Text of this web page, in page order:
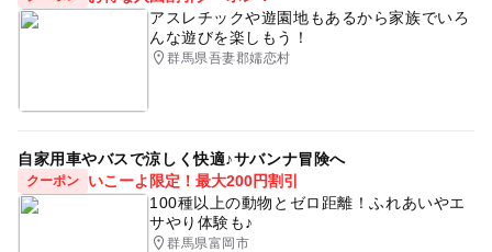
アスレチックや遊園地もあるから家族でいろ
んな遊びを楽しもう！
群馬県吾妻郡嬬恋村
自家用車やバスで涼しく快適♪サバンナ冒険へ
クーポン
いこーよ限定！最大200円割引
100種以上の動物とゼロ距離！ふれあいやエ
サやり体験も♪
群馬県富岡市